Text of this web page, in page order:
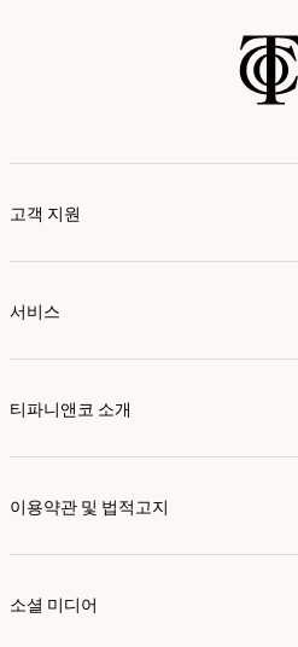
고객 지원
서비스
티파니앤코 소개
이용약관 및 법적고지
소셜 미디어